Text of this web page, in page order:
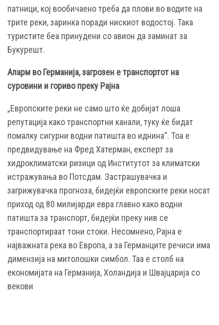
патници, кој вообичаено треба да плови во водите на
трите реки, заринка поради нискиот водостој. Така
туристите беа принудени со авион да заминат за
Букурешт.
Аларм во Германија, загрозен е транспортот на
суровини и гориво преку Рајна
„Европските реки не само што ќе добијат лоша
репутација како транспортни канали, туку ќе бидат
помалку сигурни водни патишта во иднина“. Тоа е
предвидување на Фред Хатерман, експерт за
хидроклиматски ризици од Институтот за климатски
истражувања во Потсдам. Застрашувачка и
загрижувачка прогноза, бидејќи европските реки носат
приход од 80 милијарди евра главно како водни
патишта за транспорт, бидејќи преку нив се
транспортираат тони стоки. Несомнено, Рајна е
најважната река во Европа, а за Германците речиси има
димензија на митолошки симбол. Таа е столб на
економијата на Германија, Холандија и Швајцарија со
векови